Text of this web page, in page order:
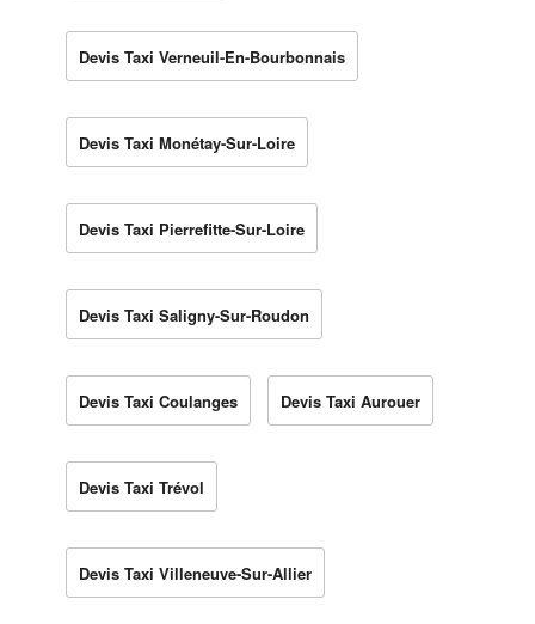
Devis Taxi Verneuil-En-Bourbonnais
Devis Taxi Monétay-Sur-Loire
Devis Taxi Pierrefitte-Sur-Loire
Devis Taxi Saligny-Sur-Roudon
Devis Taxi Coulanges Devis Taxi Aurouer
Devis Taxi Trévol
Devis Taxi Villeneuve-Sur-Allier